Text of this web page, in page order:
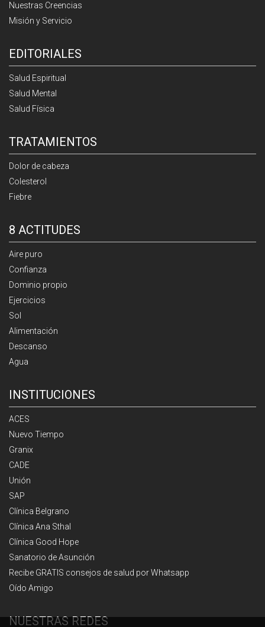
Nuestras Creencias
Misión y Servicio
EDITORIALES
Salud Espiritual
Salud Mental
Salud Física
TRATAMIENTOS
Dolor de cabeza
Colesterol
Fiebre
8 ACTITUDES
Aire puro
Confianza
Dominio propio
Ejercicios
Sol
Alimentación
Descanso
Agua
INSTITUCIONES
ACES
Nuevo Tiempo
Granix
CADE
Unión
SAP
Clínica Belgrano
Clínica Ana Sthal
Clínica Good Hope
Sanatorio de Asunción
Recibe GRATIS consejos de salud por Whatsapp
Oído Amigo
NUESTRAS REDES